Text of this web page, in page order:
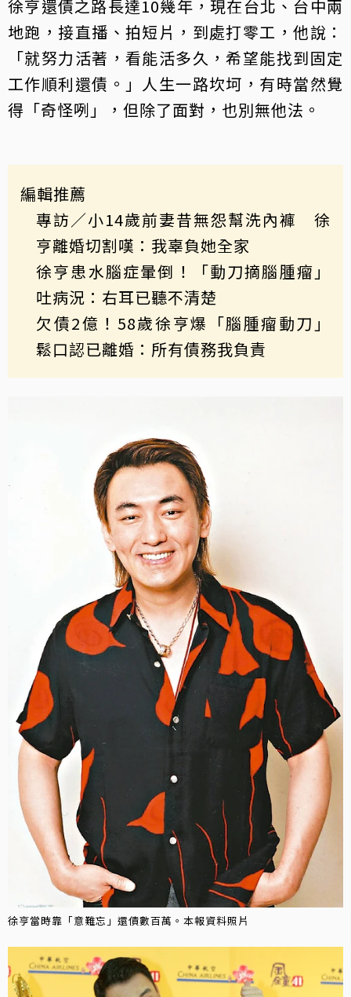
徐亨還債之路長達10幾年，現在台北、台中兩
地跑，接直播、拍短片，到處打零工，他說：
「就努力活著，看能活多久，希望能找到固定
工作順利還債。」人生一路坎坷，有時當然覺
得「奇怪咧」，但除了面對，也別無他法。
編輯推薦
專訪／小14歲前妻昔無怨幫洗內褲 徐
亨離婚切割嘆：我辜負她全家
徐亨患水腦症暈倒！「動刀摘腦腫瘤」
吐病況：右耳已聽不清楚
欠債2億！58歲徐亨爆「腦腫瘤動刀」
鬆口認已離婚：所有債務我負責
徐亨當時靠「意難忘」還債數百萬。本報資料照片